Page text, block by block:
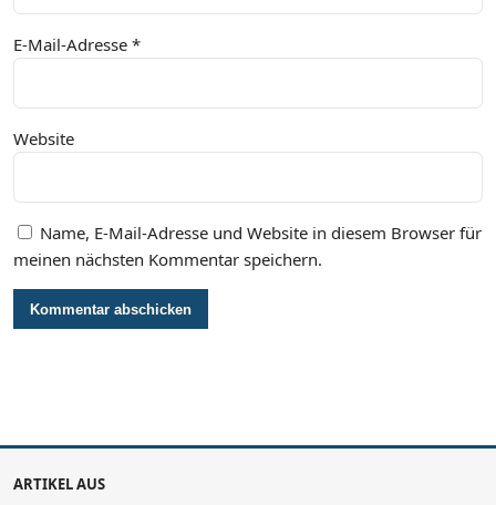
E-Mail-Adresse *
Website
Name, E-Mail-Adresse und Website in diesem Browser für
meinen nächsten Kommentar speichern.
ARTIKEL AUS